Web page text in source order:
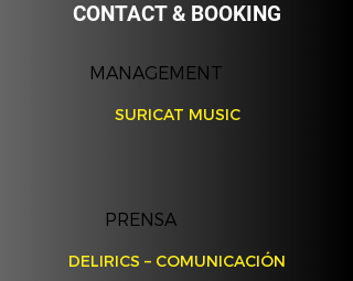
CONTACT & BOOKING
MANAGEMENT
SURICAT MUSIC
PRENSA
DELIRICS – COMUNICACIÓN